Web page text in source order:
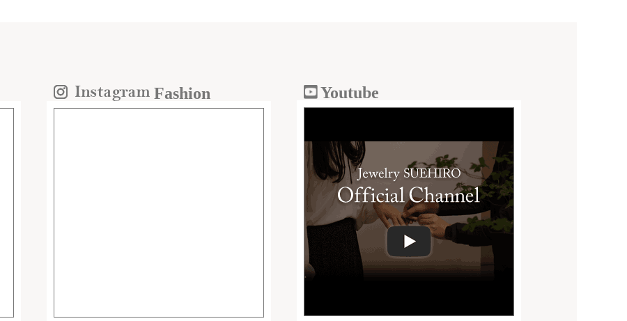
Fashion Youtube